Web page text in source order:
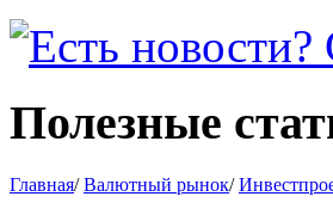
Полезные
Главная/Валютный рынок/